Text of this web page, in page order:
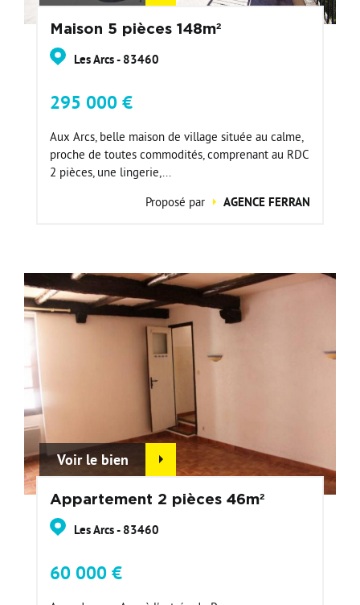
Maison 5 pièces 148m²
Les Arcs - 83460
295 000 €
Aux Arcs, belle maison de village située au calme,
proche de toutes commodités, comprenant au RDC
2 pièces, une lingerie,...
Proposé par
AGENCE FERRAN
Voir le bien
Appartement 2 pièces 46m²
Les Arcs - 83460
60 000 €